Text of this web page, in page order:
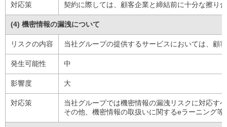
対応策 契約に際しては、顧客企業と締結前に十分な擦り
(4) 機密情報の漏洩について
リスクの内容 当社グループの提供するサービスにおいては、顧
発生可能性 中
影響度 大
対応策
当社グループでは機密情報の漏洩リスクに対応す
その他、機密情報の取扱いに関するeラーニング